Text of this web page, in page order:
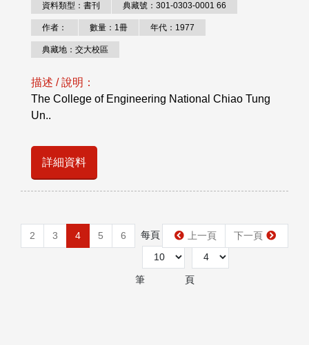
資料類型：書刊 典藏號：301-0303-0001 66
作者： 數量：1冊 年代：1977
典藏地：交大校區
描述 / 說明：
The College of Engineering National Chiao Tung
Un..
詳細資料
2 3 4 5 6 每頁
筆
第
頁
上一頁 下一頁